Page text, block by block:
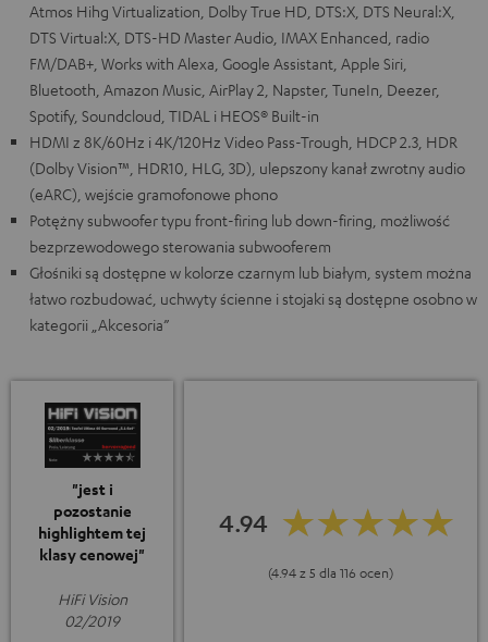
Atmos Hihg Virtualization, Dolby True HD, DTS:X, DTS Neural:X,
DTS Virtual:X, DTS-HD Master Audio, IMAX Enhanced, radio
FM/DAB+, Works with Alexa, Google Assistant, Apple Siri,
Bluetooth, Amazon Music, AirPlay 2, Napster, TuneIn, Deezer,
Spotify, Soundcloud, TIDAL i HEOS® Built-in
HDMI z 8K/60Hz i 4K/120Hz Video Pass-Trough, HDCP 2.3, HDR
(Dolby Vision™, HDR10, HLG, 3D), ulepszony kanał zwrotny audio
(eARC), wejście gramofonowe phono
Potężny subwoofer typu front-firing lub down-firing, możliwość
bezprzewodowego sterowania subwooferem
Głośniki są dostępne w kolorze czarnym lub białym, system można
łatwo rozbudować, uchwyty ścienne i stojaki są dostępne osobno w
kategorii „Akcesoria”
"jest i
pozostanie
highlightem tej
klasy cenowej"
HiFi Vision
02/2019
4.94
(4.94 z 5 dla 116 ocen)